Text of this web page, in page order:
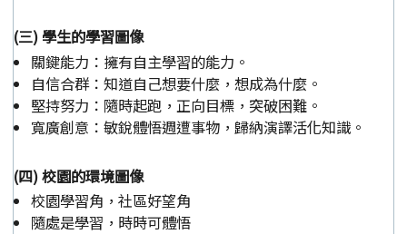
(三) 學生的學習圖像
關鍵能力：擁有自主學習的能力。
自信合群：知道自己想要什麼，想成為什麼。
堅持努力：隨時起跑，正向目標，突破困難。
寬廣創意：敏銳體悟週遭事物，歸納演譯活化知識。
(四) 校園的環境圖像
校園學習角，社區好望角
隨處是學習，時時可體悟